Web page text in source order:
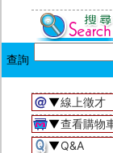
▼線上徵才
▼查看購物
▼Q&A